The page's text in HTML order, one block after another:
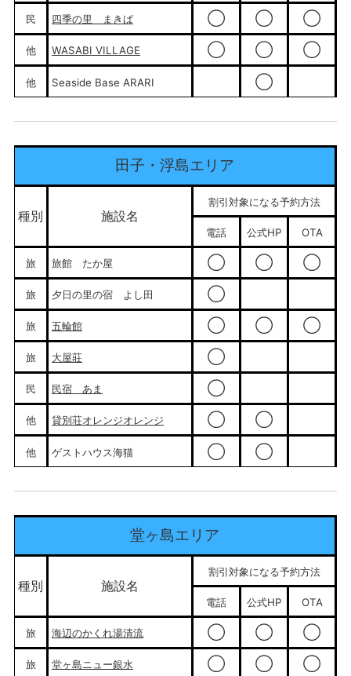
民 四季の里 まきば ◯ ◯ ◯
他 WASABI VILLAGE ◯ ◯ ◯
他 Seaside Base ARARI ◯
田子・浮島エリア
種別 施設名
割引対象になる予約方法
電話 公式HP OTA
旅 旅館 たか屋 ◯ ◯ ◯
旅 夕日の里の宿 よし田 ◯
旅 五輪館 ◯ ◯ ◯
旅 大屋莊 ◯
民 民宿 あま ◯
他 貸別荘オレンジオレンジ ◯ ◯
他 ゲストハウス海猫 ◯ ◯
堂ヶ島エリア
種別 施設名
割引対象になる予約方法
電話 公式HP OTA
旅 海辺のかくれ湯清流 ◯ ◯ ◯
旅 堂ヶ島ニュー銀水 ◯ ◯ ◯